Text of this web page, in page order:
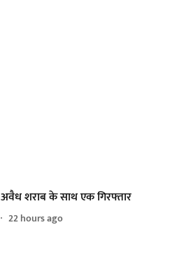
अवैध शराब के साथ एक गिरफ्तार
22 hours ago